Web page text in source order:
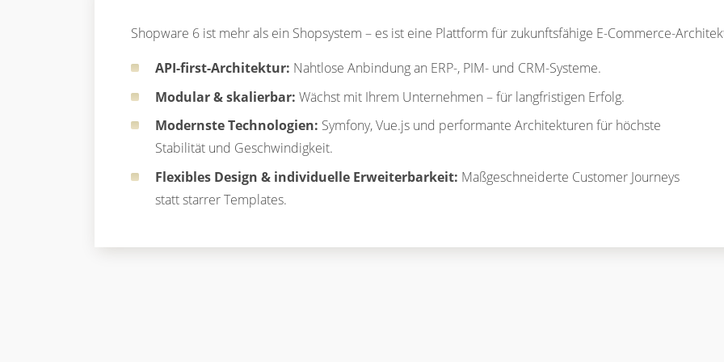
Shopware 6 ist mehr als ein Shopsystem – es ist eine Plattform für zukunftsfähige E-Commerce-
API-first-Architektur: Nahtlose Anbindung an ERP-, PIM- und CRM-Systeme.
Modular & skalierbar: Wächst mit Ihrem Unternehmen – für langfristigen Erfolg.
Modernste Technologien: Symfony, Vue.js und performante Architekturen für höchste
Stabilität und Geschwindigkeit.
Flexibles Design & individuelle Erweiterbarkeit: Maßgeschneiderte Customer Journeys
statt starrer Templates.